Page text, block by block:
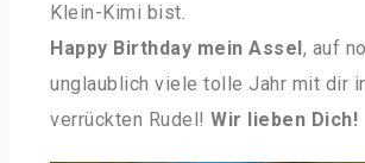
Klein-Kimi bist.
Happy Birthday mein Assel , auf
unglaublich viele tolle Jahr mit dir
verrückten Rudel! Wir lieben Dich!